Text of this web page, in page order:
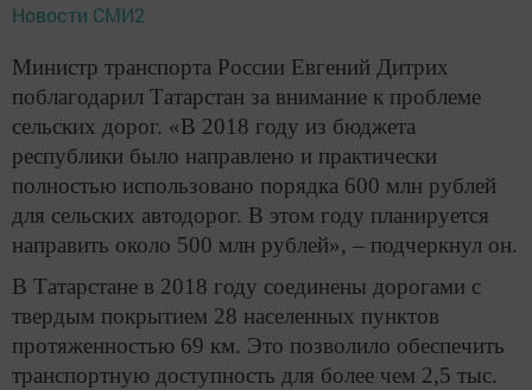
Новости СМИ2
Министр транспорта России Евгений Дитрих
поблагодарил Татарстан за внимание к проблеме
сельских дорог. «В 2018 году из бюджета
республики было направлено и практически
полностью использовано порядка 600 млн рублей
для сельских автодорог. В этом году планируется
направить около 500 млн рублей», – подчеркнул он.
В Татарстане в 2018 году соединены дорогами с
твердым покрытием 28 населенных пунктов
протяженностью 69 км. Это позволило обеспечить
транспортную доступность для более чем 2,5 тыс.